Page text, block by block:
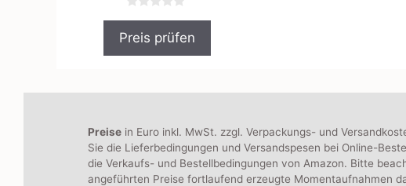
o
Preis prüfen
Preise in Euro inkl. MwSt. zzgl. Verpackungs- und
Sie die Lieferbedingungen und Versandspesen bei Online-
die Verkaufs- und Bestellbedingungen von Amazon. Bitte
angeführten Preise fortlaufend erzeugte Momentaufnahmen